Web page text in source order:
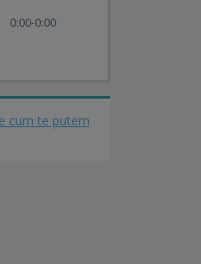
0:00-0:00
cum te putem